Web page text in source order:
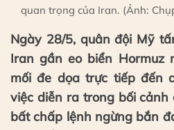
quan trọng của Iran. (Ảnh:
Ngày 28/5, quân đội Mỹ
Iran gần eo biển Hormuz
mối đe dọa trực tiếp đến
việc diễn ra trong bối
bất chấp lệnh ngừng bắn